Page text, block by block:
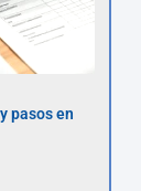
pasos en